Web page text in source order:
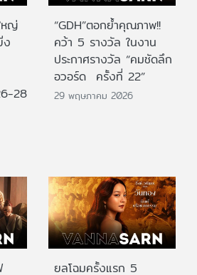
หญ่
28
“GDH”ตอกย้ำคุณภาพ!!
คว้า 5 รางวัล ในงาน
ประกาศรางวัล “คมชัดลึก
อวอร์ด ครั้งที่ 22”
29 พฤษภาคม 2026
ยลโฉมครั้งแรก 5